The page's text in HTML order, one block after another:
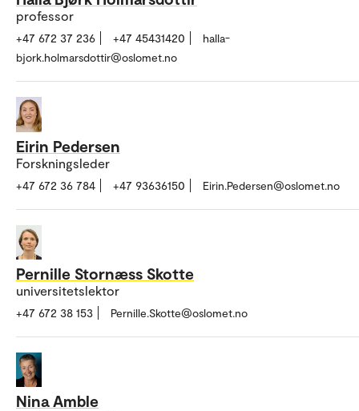
professor
+47 672 37 236 +47 45431420
halla-
bjork.holmarsdottir@oslomet.no
Eirin Pedersen
Forskningsleder
+47 672 36 784 +47 93636150 Eirin.Pedersen@oslomet.no
Pernille Stornæss Skotte
universitetslektor
+47 672 38 153 Pernille.Skotte@oslomet.no
Nina Amble